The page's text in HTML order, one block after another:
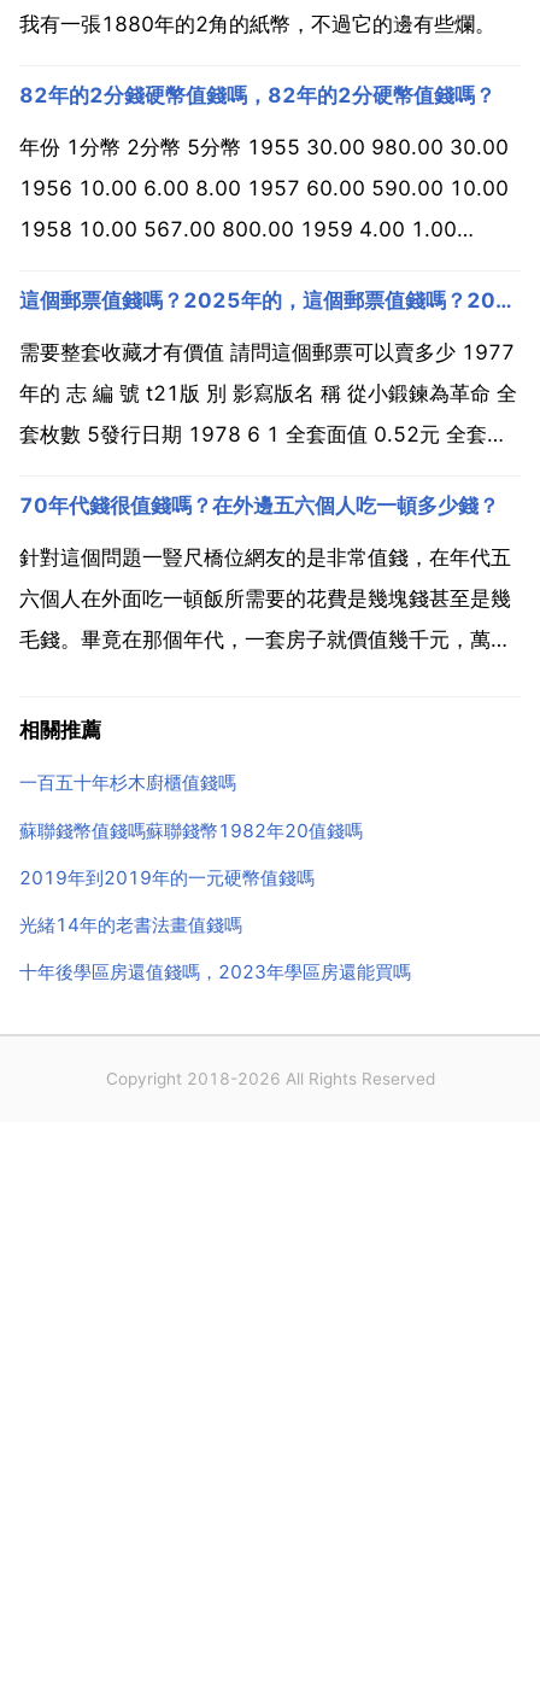
我有一張1880年的2角的紙幣，不過它的邊有些爛。
82年的2分錢硬幣值錢嗎，82年的2分硬幣值錢嗎？
年份 1分幣 2分幣 5分幣 1955 30.00 980.00 30.00
1956 10.00 6.00 8.00 1957 60.00 590.00 10.00
1958 10.00 567.00 800.00 1959 4.00 1.00
這個郵票值錢嗎？2025年的，這個郵票值錢嗎？2025年的
需要整套收藏才有價值 請問這個郵票可以賣多少 1977
年的 志 編 號 t21版 別 影寫版名 稱 從小鍛鍊為革命 全
套枚數 5發行日期 1978 6 1 全套面值 0.52元 全套售
者 設 計 者 盧天驕整版枚數 40 4 10 80 ...
70年代錢很值錢嗎？在外邊五六個人吃一頓多少錢？
針對這個問題一豎尺橋位網友的是非常值錢，在年代五
六個人在外面吃一頓飯所需要的花費是幾塊錢甚至是幾
毛錢。畢竟在那個年代，一套房子就價值幾千元，萬元
建國，也不過才過去了多年。在那個時代，物資匱乏，
相關推薦
一百五十年杉木廚櫃值錢嗎
蘇聯錢幣值錢嗎蘇聯錢幣1982年20值錢嗎
2019年到2019年的一元硬幣值錢嗎
光緒14年的老書法畫值錢嗎
十年後學區房還值錢嗎，2023年學區房還能買嗎
Copyright 2018-2026 All Rights Reserved